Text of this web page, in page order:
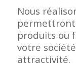
Nous
produits ou
votre
attractivité.